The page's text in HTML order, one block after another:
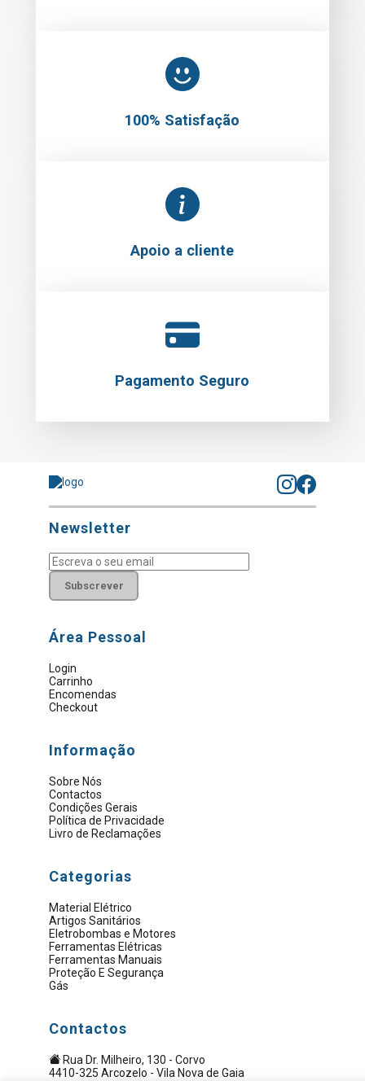
100% Satisfação
Apoio a cliente
Pagamento Seguro
Newsletter
Subscrever
Área Pessoal
Login
Carrinho
Encomendas
Checkout
Informação
Sobre Nós
Contactos
Condições Gerais
Política de Privacidade
Livro de Reclamações
Categorias
Material Elétrico
Artigos Sanitários
Eletrobombas e Motores
Ferramentas Elétricas
Ferramentas Manuais
Proteção E Segurança
Gás
Contactos
Rua Dr. Milheiro, 130 - Corvo
4410-325 Arcozelo - Vila Nova de Gaia